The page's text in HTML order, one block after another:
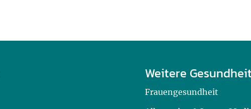
Weitere
Frauengesundheit